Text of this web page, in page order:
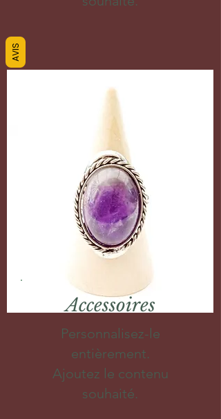
Accessoires
Personnalisez-le
entièrement.
Ajoutez le contenu
souhaité.
AVIS